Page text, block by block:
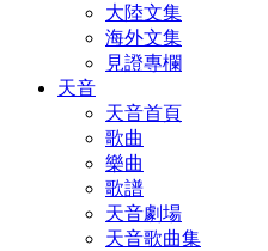
大陸文集
海外文集
見證專欄
天音
天音首頁
歌曲
樂曲
歌譜
天音劇場
天音歌曲集